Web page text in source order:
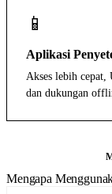
📱
Aplikasi
Akses lebih cepat,
dan dukungan
Mengapa